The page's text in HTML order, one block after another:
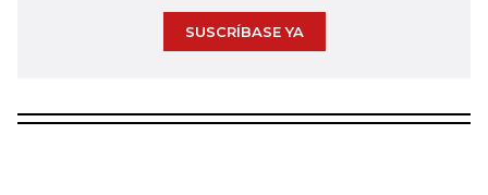
SUSCRÍBASE YA